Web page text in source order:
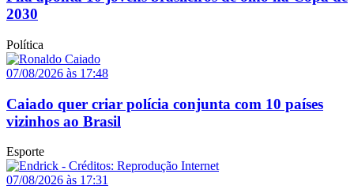
2030
Política
07/08/2026 às 17:48
Caiado quer criar polícia conjunta com 10 países
vizinhos ao Brasil
Esporte
07/08/2026 às 17:31